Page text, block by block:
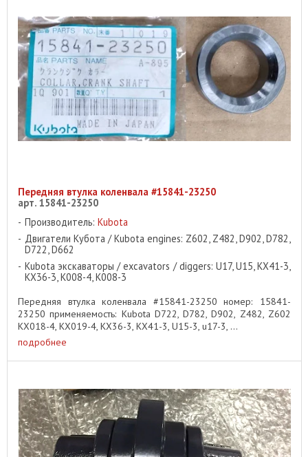
Передняя втулка коленвала #15841-23250
арт. 15841-23250
Производитель: Kubota
Двигатели Кубота / Kubota engines: Z602, Z482, D902, D782,
D722, D662
Kubota экскаваторы / excavators / diggers: U17, U15, KX41-3,
KX36-3, K008-4, K008-3
Передняя втулка коленвала #15841-23250 номер: 15841-
23250 применяемость: Kubota D722, D782, D902, Z482, Z602
KX018-4, KX019-4, KX36-3, KX41-3, U15-3, u17-3, ...
подробнее